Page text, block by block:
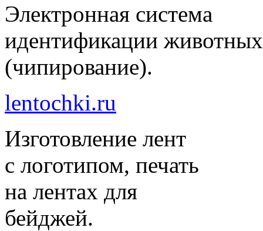
Электронная система
идентификации животных
(чипирование).
lentochki.ru
Изготовление лент
с логотипом, печать
на лентах для
бейджей.